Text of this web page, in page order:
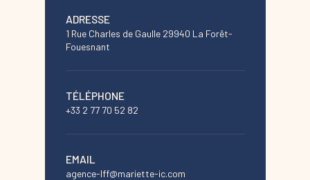
ADRESSE
1 Rue Charles de Gaulle 29940 La Forêt-
Fouesnant
TÉLÉPHONE
+33 2 77 70 52 82
EMAIL
agence-lff@mariette-ic.com